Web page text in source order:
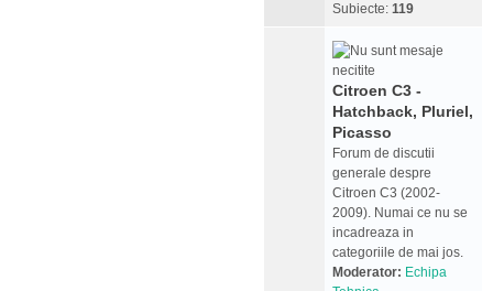
Subiecte: 119
Citroen C3 -
Hatchback, Pluriel,
Picasso
Forum de discutii
generale despre
Citroen C3 (2002-
2009). Numai ce nu se
incadreaza in
categoriile de mai jos.
Moderator: Echipa